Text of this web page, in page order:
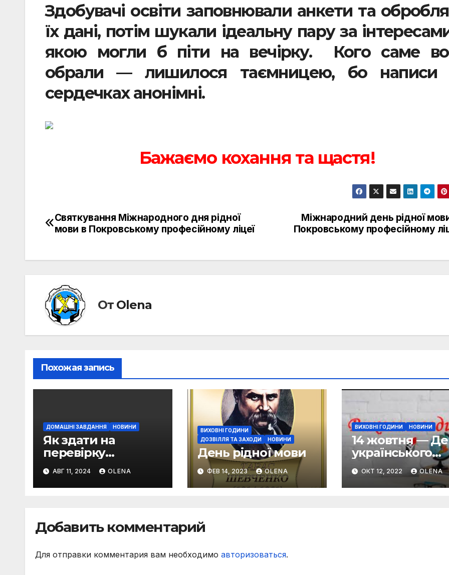
Здобувачі освіти заповнювали анкети та
їх дані, потім шукали ідеальну пару за
якою могли б піти на вечірку. Кого саме
обрали — лишилося таємницею, бо написи
сердечках анонімні.
Бажаємо кохання та щастя!
Навигация
записям
Міжнародний день рідної
Покровському професійному
Святкування Міжнародного дня рідної
мови в Покровському професійному ліцеї
От Olena
Похожая запись
ДОМАШНІ ЗАВДАННЯ НОВИНИ
Як здати на
перевірку
викладачу
виконане вами
домашнє завдання
АВГ 11, 2024 OLENA
ВИХОВНІ ГОДИНИ
ДОЗВІЛЛЯ ТА ЗАХОДИ
НОВИНИ
День рідної мови
ФЕВ 14, 2023 OLENA
ВИХОВНІ ГОДИНИ НОВИНИ
14 жовтня —
українського
козацтва
ОКТ 12, 2022 OLENA
Добавить комментарий
Для отправки комментария вам необходимо авторизоваться.